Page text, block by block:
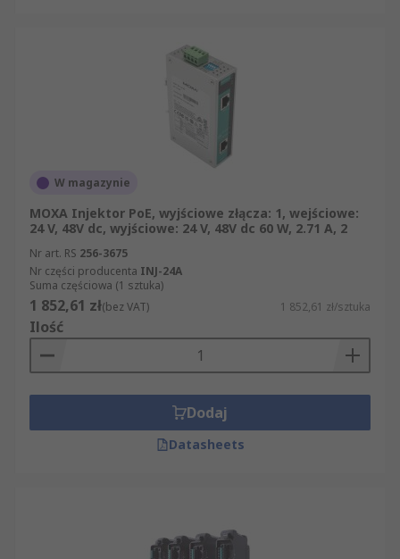
W magazynie
MOXA Injektor PoE, wyjściowe złącza: 1, wejściowe:
24 V, 48V dc, wyjściowe: 24 V, 48V dc 60 W, 2.71 A, 2
Nr art. RS 256-3675
Nr części producenta INJ-24A
Suma częściowa (1 sztuka)
1 852,61 zł(bez VAT) 1 852,61 zł/sztuka
Ilość
Dodaj
Datasheets